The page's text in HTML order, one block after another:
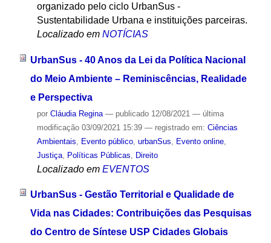
organizado pelo ciclo UrbanSus -
Sustentabilidade Urbana e instituições parceiras.
Localizado em NOTÍCIAS
UrbanSus - 40 Anos da Lei da Política Nacional
do Meio Ambiente – Reminiscências, Realidade
e Perspectiva
por Cláudia Regina — publicado12/08/2021 — última
modificação03/09/2021 15:39 — registrado em: Ciências
Ambientais
Evento público, urbanSus Evento online,
Justiça, Políticas Públicas Direito
Localizado em EVENTOS
UrbanSus - Gestão Territorial e Qualidade de
Vida nas Cidades: Contribuições das Pesquisas
do Centro de Síntese USP Cidades Globais